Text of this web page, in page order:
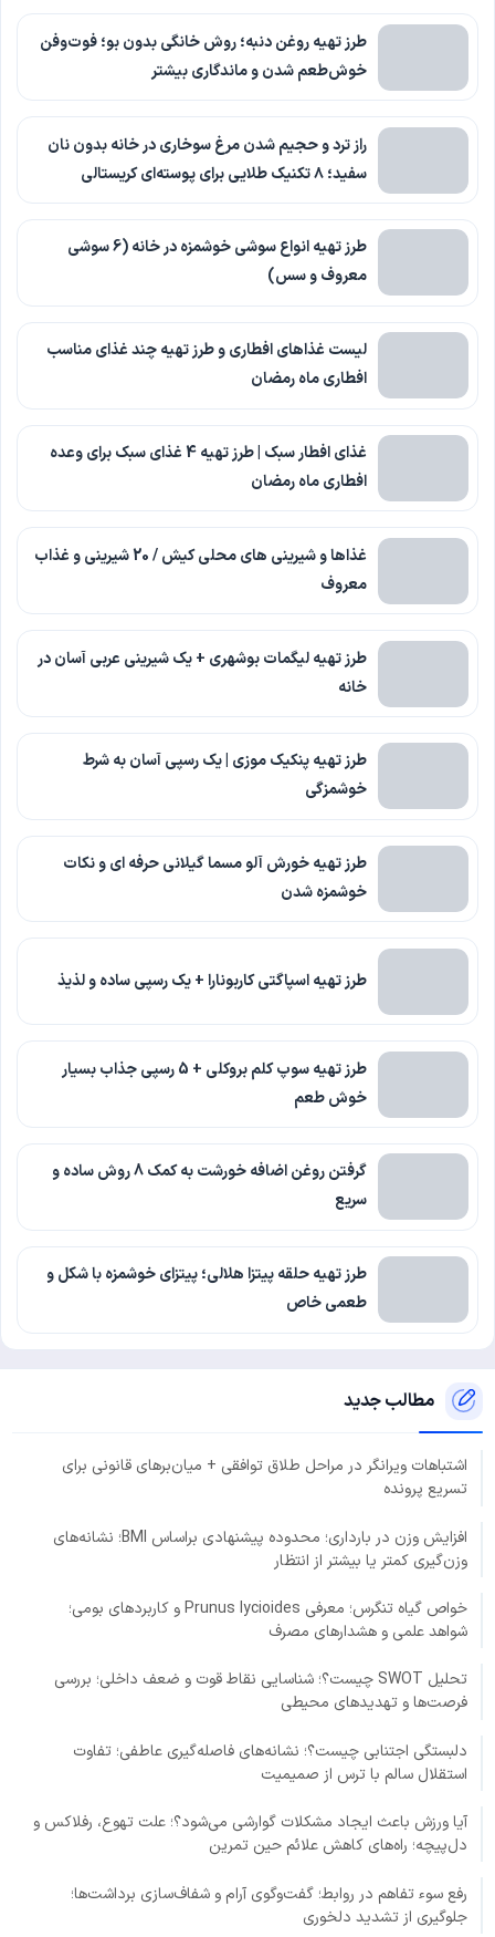
طرز تهیه روغن دنبه؛ روش خانگی بدون بو؛ فوت‌وفن
خوش‌طعم شدن و ماندگاری بیشتر
راز ترد و حجیم شدن مرغ سوخاری در خانه بدون نان
سفید؛ ۸ تکنیک طلایی برای پوسته‌ای کریستالی
طرز تهیه انواع سوشی خوشمزه در خانه (6 سوشی
معروف و سس)
لیست غذاهای افطاری و طرز تهیه چند غذای مناسب
افطاری ماه رمضان
غذای افطار سبک | طرز تهیه 4 غذای سبک برای وعده
افطاری ماه رمضان
غذاها و شیرینی های محلی کیش / 20 شیرینی و غذاب
معروف
طرز تهیه لیگمات بوشهری + یک شیرینی عربی آسان در
خانه
طرز تهیه پنکیک موزی | یک رسپی آسان به شرط
خوشمزگی
طرز تهیه خورش آلو مسما گیلانی حرفه ای و نکات
خوشمزه شدن
طرز تهیه اسپاگتی کاربونارا + یک رسپی ساده و لذیذ
طرز تهیه سوپ کلم بروکلی + 5 رسپی جذاب بسیار
خوش طعم
گرفتن روغن اضافه خورشت به کمک 8 روش ساده و
سریع
طرز تهیه حلقه پیتزا هلالی؛ پیتزای خوشمزه با شکل و
طعمی خاص
مطالب جدید
اشتباهات ویرانگر در مراحل طلاق توافقی + میان‌برهای قانونی برای
تسریع پرونده
افزایش وزن در بارداری؛ محدوده پیشنهادی براساس BMI؛ نشانه‌های
وزن‌گیری کمتر یا بیشتر از انتظار
خواص گیاه تنگرس؛ معرفی Prunus lycioides و کاربردهای بومی؛
شواهد علمی و هشدارهای مصرف
تحلیل SWOT چیست؟؛ شناسایی نقاط قوت و ضعف داخلی؛ بررسی
فرصت‌ها و تهدیدهای محیطی
دلبستگی اجتنابی چیست؟؛ نشانه‌های فاصله‌گیری عاطفی؛ تفاوت
استقلال سالم با ترس از صمیمیت
آیا ورزش باعث ایجاد مشکلات گوارشی می‌شود؟؛ علت تهوع، رفلاکس و
دل‌پیچه؛ راه‌های کاهش علائم حین تمرین
رفع سوء تفاهم در روابط؛ گفت‌وگوی آرام و شفاف‌سازی برداشت‌ها؛
جلوگیری از تشدید دلخوری